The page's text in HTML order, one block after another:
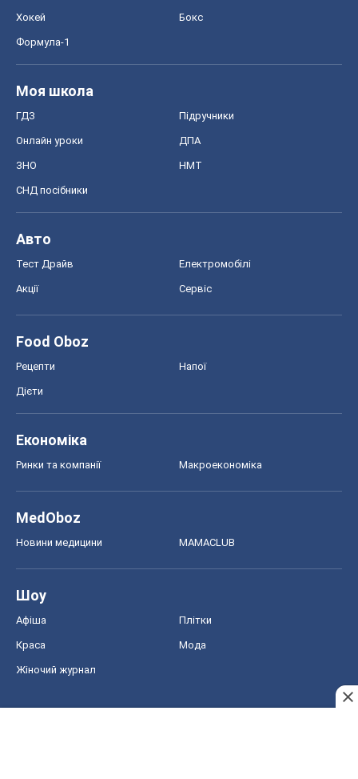
Хокей Бокс
Формула-1
Моя школа
ГДЗ Підручники
Онлайн уроки ДПА
ЗНО НМТ
СНД посібники
Авто
Тест Драйв Електромобілі
Акції Сервіс
Food Oboz
Рецепти Напої
Дієти
Економіка
Ринки та компанії Макроекономіка
MedOboz
Новини медицини MAMACLUB
Шоу
Афіша Плітки
Краса Мода
Жіночий журнал